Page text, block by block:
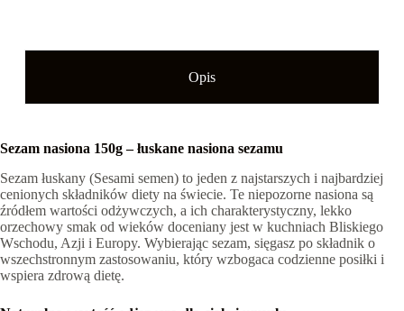
Opis
Sezam nasiona 150g – łuskane nasiona sezamu
Sezam łuskany (Sesami semen) to jeden z najstarszych i najbardziej
cenionych składników diety na świecie. Te niepozorne nasiona są
źródłem wartości odżywczych, a ich charakterystyczny, lekko
orzechowy smak od wieków doceniany jest w kuchniach Bliskiego
Wschodu, Azji i Europy. Wybierając sezam, sięgasz po składnik o
wszechstronnym zastosowaniu, który wzbogaca codzienne posiłki i
wspiera zdrową dietę.